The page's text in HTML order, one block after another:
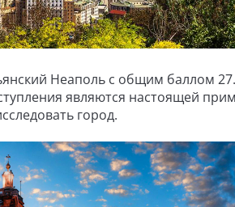
Неаполь с общим баллом
являются настоящей
город.